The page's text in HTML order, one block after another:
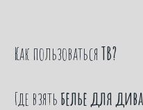
Как пользоватьсяТВ?
Где взятьбелье для